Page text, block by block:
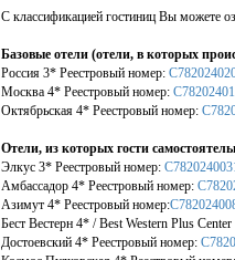
С классификацией гостиниц Вы можете
Базовые отели (отели, в которых
Россия 3* Реестровый номер:
Москва 4* Реестровый номер:
Октябрьская 4* Реестровый номер:
Отели, из которых гости
Элкус 3* Реестровый номер:
Амбассадор 4* Реестровый номер:
Азимут 4* Реестровый номер:
Бест Вестерн 4* / Best Western Plus
Достоевский 4* Реестровый номер: